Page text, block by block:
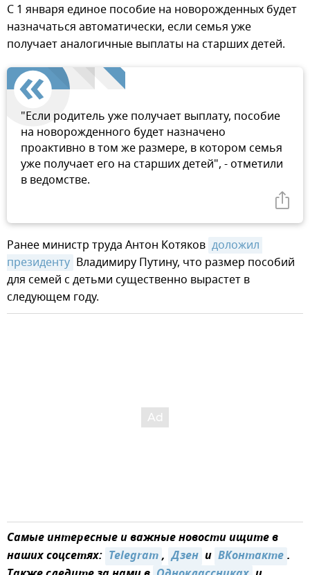
С 1 января единое пособие на новорожденных будет
назначаться автоматически, если семья уже
получает аналогичные выплаты на старших детей.
"Если родитель уже получает выплату, пособие
на новорожденного будет назначено
проактивно в том же размере, в котором семья
уже получает его на старших детей", - отметили
в ведомстве.
Ранее министр труда Антон Котяков доложил
президенту Владимиру Путину, что размер пособий
для семей с детьми существенно вырастет в
следующем году.
Самые интересные и важные новости ищите в
наших соцсетях: Telegram, Дзен и ВКонтакте.